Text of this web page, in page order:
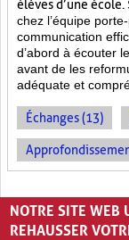
élèves d’une école.
chez l’équipe
communication
d’abord à écouter
avant de les
adéquate et
Échanges (13)
PAGES
1 2 › »
NOTRE SITE WEB
REHAUSSER